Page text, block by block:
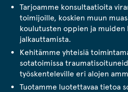
Tarjoamme konsultaatioita
toimijoille, koskien muun
koulutusten oppien ja muiden
jalkauttamista.
Kehitämme yhteisiä
sotatoimissa
työskenteleville eri alojen
Tuotamme luotettavaa tietoa